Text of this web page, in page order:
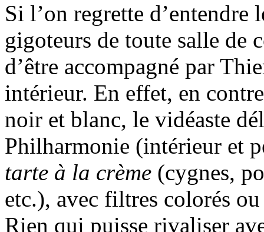
Si l’on regrette d’entendre
gigoteurs de toute salle de
d’être accompagné par
intérieur. En effet, en
noir et blanc, le vidéaste
Philharmonie (intérieur et
tarte à la crème (cygnes,
etc.), avec filtres colorés
Rien qui puisse rivaliser